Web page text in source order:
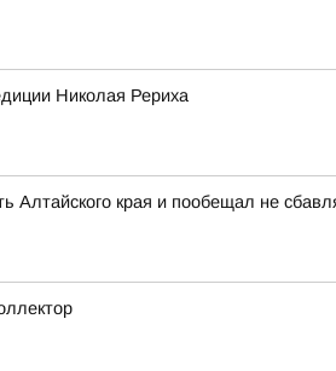
Николая Рериха
края и пообещал не